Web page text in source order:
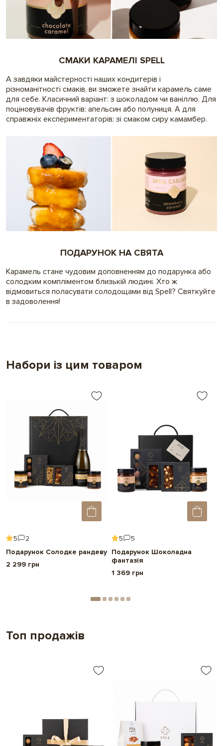
СМАКИ КАРАМЕЛІ SPELL
А завдяки майстерності наших кондитерів і
різноманітності смаків, ви зможете знайти карамель саме
для себе. Класичний варіант: з шоколадом чи ваніллю. Для
поціновувачів фруктів: апельсин або полуниця. А для
справжніх експериментаторів: зі смаком сиру камамбер.
ПОДАРУНОК НА СВЯТА
Карамель стане чудовим доповненням до подарунка або
солодким компліментом близькій людині. Хто ж
відмовиться поласувати солодощами від Spell? Святкуйте
в задоволення!
Набори із цим товаром
5
2
Подарунок Солодке рандеву
2 299 грн
5
5
Подарунок Шоколадна
фантазія
1 369 грн
Топ продажів